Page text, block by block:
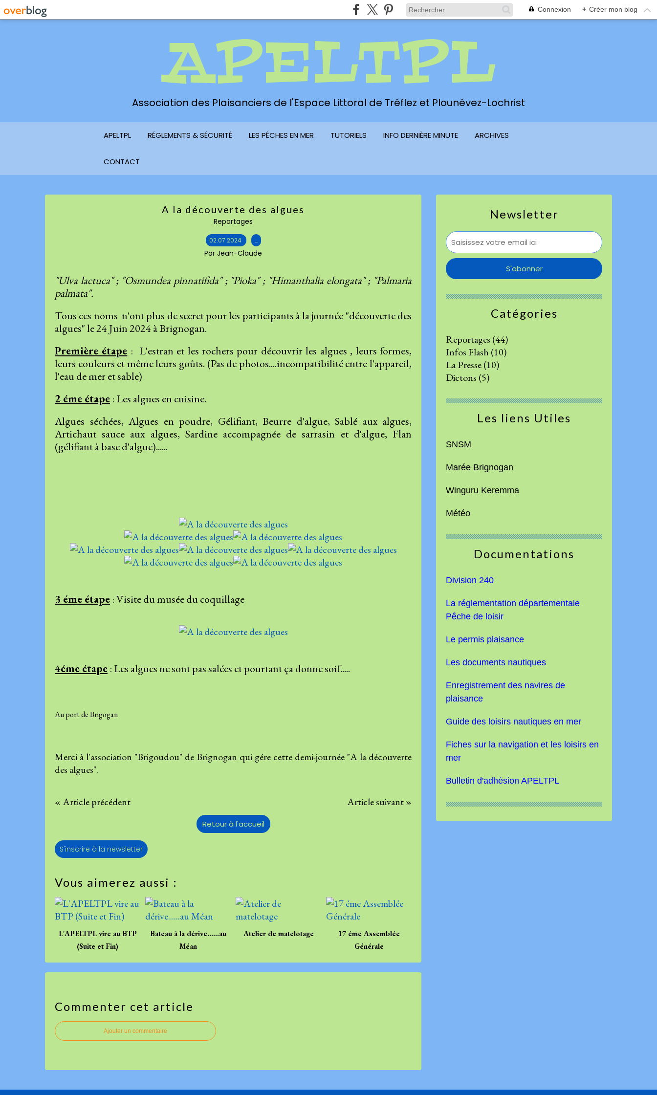
Connexion + Créer mon blog
APELTPL
Association des Plaisanciers de l'Espace Littoral de Tréflez et Plounévez-Lochrist
APELTPL RÉGLEMENTS & SÉCURITÉ LES PÊCHES EN MER TUTORIELS INFO DERNIÈRE MINUTE ARCHIVES
CONTACT
A la découverte des algues
Reportages
02.07.2024 …
Par Jean-Claude
"Ulva lactuca" ; "Osmundea pinnatifida" ; "Pioka" ; "Himanthalia elongata" ; "Palmaria
palmata".
Tous ces noms n'ont plus de secret pour les participants à la journée "découverte des
algues" le 24 Juin 2024 à Brignogan.
Première étape : L'estran et les rochers pour découvrir les algues , leurs formes,
leurs couleurs et même leurs goûts. (Pas de photos....incompatibilité entre l'appareil,
l'eau de mer et sable)
2 éme étape : Les algues en cuisine.
Algues séchées, Algues en poudre, Gélifiant, Beurre d'algue, Sablé aux algues,
Artichaut sauce aux algues, Sardine accompagnée de sarrasin et d'algue, Flan
(gélifiant à base d'algue)......
3 éme étape : Visite du musée du coquillage
4éme étape : Les algues ne sont pas salées et pourtant ça donne soif.....
Au port de Brigogan
Merci à l'association "Brigoudou" de Brignogan qui gére cette demi-journée "A la découverte
des algues".
« Article précédent Article suivant »
Retour à l'accueil
S'inscrire à la newsletter
Vous aimerez aussi :
L'APELTPL vire au BTP
(Suite et Fin)
Bateau à la dérive......au
Méan
Atelier de matelotage
17 éme Assemblée
Générale
Commenter cet article
Ajouter un commentaire
Newsletter
Catégories
Reportages (44)
Infos Flash (10)
La Presse(10)
Dictons (5)
Les liens Utiles
SNSM
Marée Brignogan
Winguru Keremma
Météo
Documentations
Division 240
La réglementation départementale
Pêche de loisir
Le permis plaisance
Les documents nautiques
Enregistrement des navires de
plaisance
Guide des loisirs nautiques en mer
Fiches sur la navigation et les loisirs en
mer
Bulletin d'adhésion APELTPL